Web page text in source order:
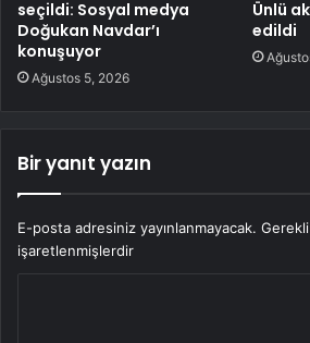
seçildi: Sosyal medya
Doğukan Navdar’ı
konuşuyor
Ağustos 5, 2026
Ünlü
edildi
Bir yanıt yazın
E-posta adresiniz yayınlanmayacak.
işaretlenmişlerdir